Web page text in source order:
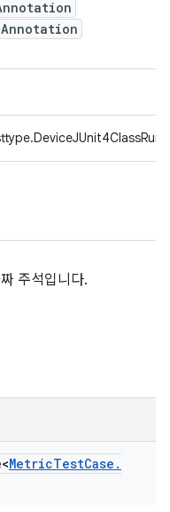
주석입니다.
MetricTestCase .